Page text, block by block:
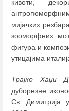
кивоти,
мијачких
зооморфних
фигура и
утицајима
Трајко Хаџи
дуборезне
Св. Димитрија